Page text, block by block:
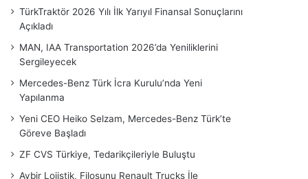
TürkTraktör 2026 Yılı İlk Yarıyıl Finansal Sonuçlarını
Açıkladı
MAN, IAA Transportation 2026’da Yeniliklerini
Sergileyecek
Mercedes-Benz Türk İcra Kurulu’nda Yeni
Yapılanma
Yeni CEO Heiko Selzam, Mercedes-Benz Türk’te
Göreve Başladı
ZF CVS Türkiye, Tedarikçileriyle Buluştu
Aybir Lojistik, Filosunu Renault Trucks İle